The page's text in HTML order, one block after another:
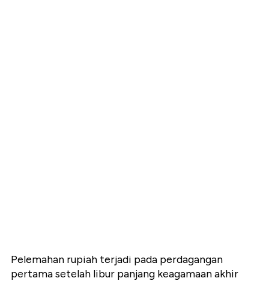
Pelemahan rupiah terjadi pada perdagangan
pertama setelah libur panjang keagamaan akhir